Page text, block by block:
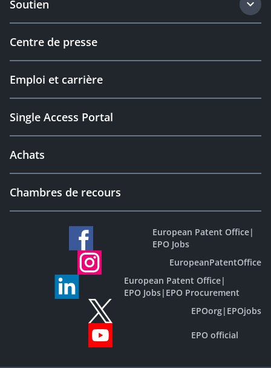
Soutien
Centre de presse
Emploi et carrière
Single Access Portal
Achats
Chambres de recours
European Patent Office|
EPO Jobs
EuropeanPatentOffice
European Patent Office|
EPO Jobs| EPO Procurement
EPOorg| EPOjobs
EPO official